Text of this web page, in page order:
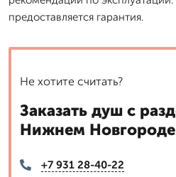
предоставляется гарантия.
Не хотите считать?
Заказать душ с
Нижнем Новгороде
+7 931 28-40-22